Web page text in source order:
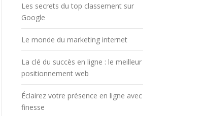
Les secrets du top classement sur
Google
Le monde du marketing internet
La clé du succès en ligne : le meilleur
positionnement web
Éclairez votre présence en ligne avec
finesse